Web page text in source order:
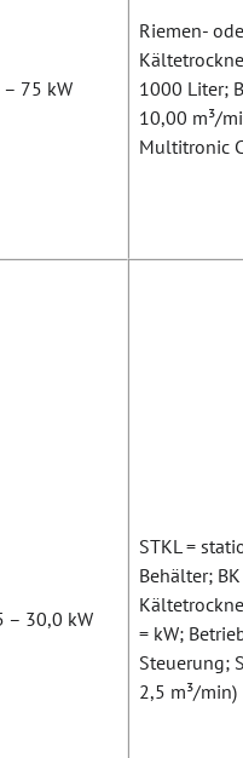
– 75 kW
Riemen-
1000 Liter;
10,00 m³/
Multitronic
– 30,0 kW
STKL =
Behälter;
= kW;
Steuerung;
2,5 m³/min)